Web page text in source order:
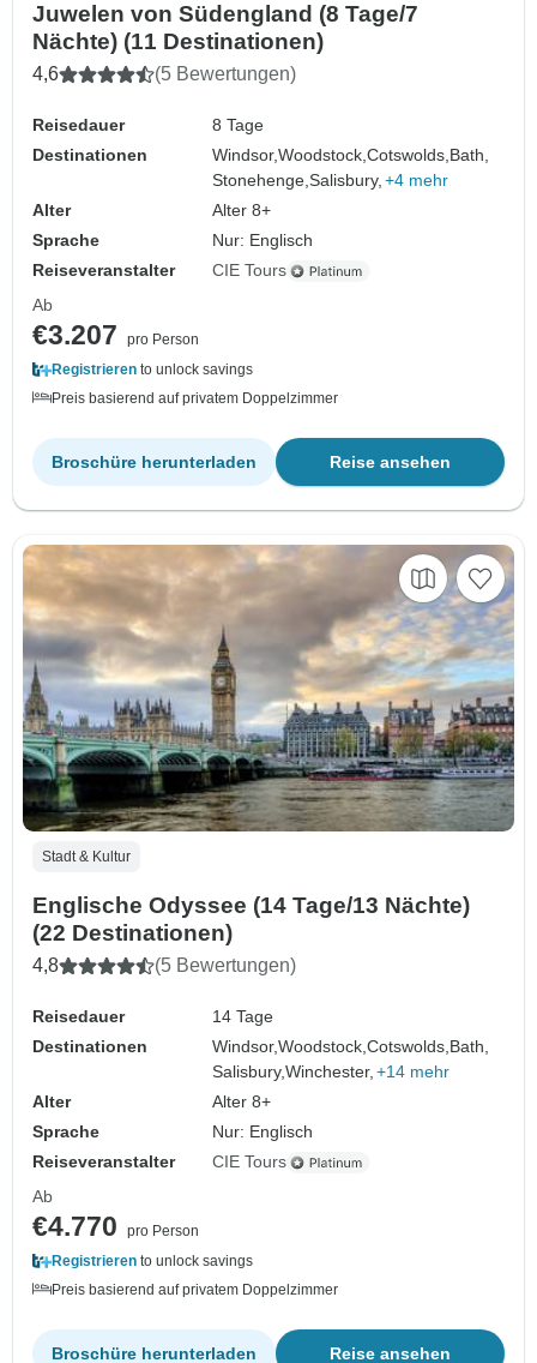
Juwelen von Südengland (8 Tage/7
Nächte) (11 Destinationen)
4,6 (5 Bewertungen)
Reisedauer
8 Tage
Destinationen
Windsor,Woodstock,Cotswolds,Bath,
Stonehenge,Salisbury, +4 mehr
Alter
Alter 8+
Sprache
Nur: Englisch
Reiseveranstalter
CIE Tours
Ab
€3.207
pro Person
Registrieren to unlock savings
Preis basierend auf privatem Doppelzimmer
Reise ansehen
Broschüre herunterladen
Stadt & Kultur
Englische Odyssee (14 Tage/13 Nächte)
(22 Destinationen)
4,8 (5 Bewertungen)
Reisedauer
14 Tage
Destinationen
Windsor,Woodstock,Cotswolds,Bath,
Salisbury,Winchester, +14 mehr
Alter
Alter 8+
Sprache
Nur: Englisch
Reiseveranstalter
CIE Tours
Ab
€4.770
pro Person
Registrieren to unlock savings
Preis basierend auf privatem Doppelzimmer
Reise ansehen
Broschüre herunterladen